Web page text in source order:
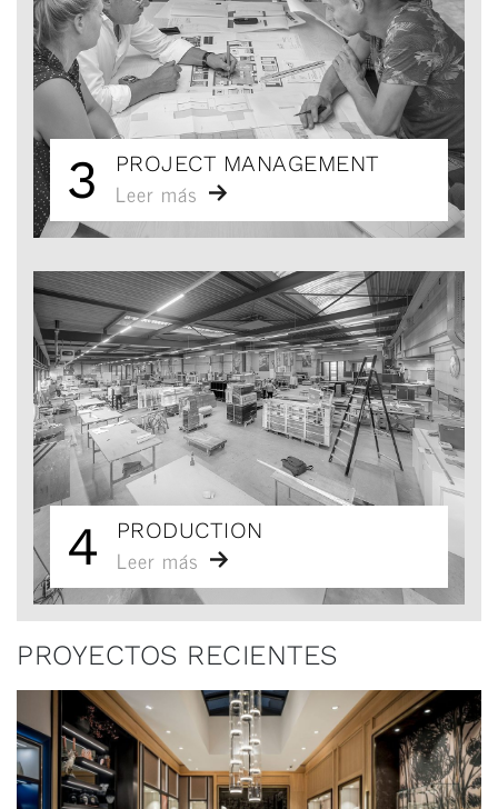
3 PROJECT MANAGEMENT
Leer más
4 PRODUCTION
Leer más
PROYECTOS RECIENTES